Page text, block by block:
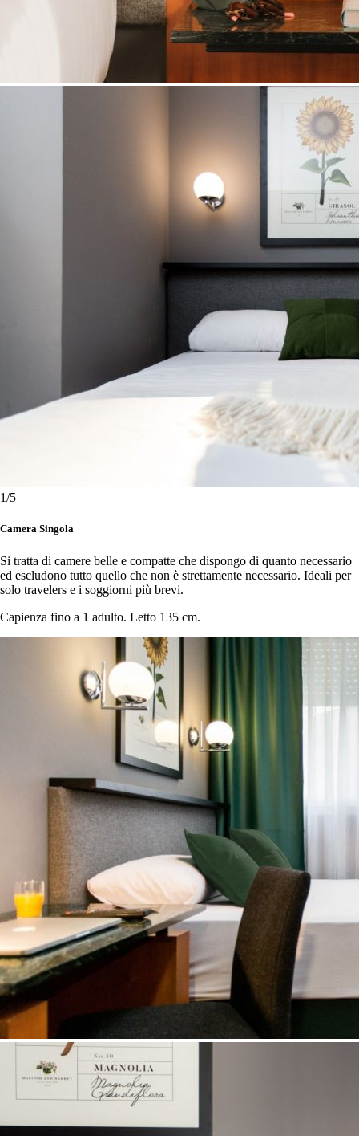
1/5
Camera Singola
Si tratta di camere belle e compatte che dispongo di quanto necessario
ed escludono tutto quello che non è strettamente necessario. Ideali per
solo travelers e i soggiorni più brevi.
Capienza fino a 1 adulto. Letto 135 cm.